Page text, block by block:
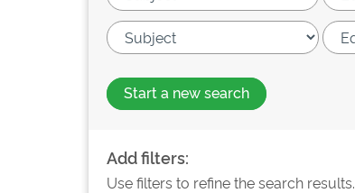
Start a new search
Add filters:
Use filters to refine the search results.